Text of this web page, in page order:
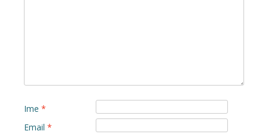
Ime *
Email *